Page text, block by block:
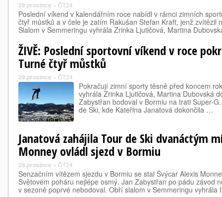
29.prosince » ČT24
Poslední víkend v kalendářním roce nabídl v rámci zimních
čtyř můstků a v čele je zatím Rakušan Stefan Kraft, jenž zvítězil
Slalom v Semmeringu vyhrála Zrinka Ljutičová, Martina
ŽIVĚ: Poslední sportovní víkend v roce
Turné čtyř můstků
29.prosince » ČT24
Pokračují zimní sporty těsně před koncem
vyhrála Zrinka Ljutičová, Martina Dubovská
Zabystřan bodoval v Bormiu na trati Super-
de Ski, kde Kateřina Janatová dokončila …
Janatová zahájila Tour de Ski dvanáctým
Monney ovládl sjezd v Bormiu
28.prosince » ČT24
Senzačním vítězem sjezdu v Bormiu se stal Švýcar Alexis
Světovém poháru nejlépe osmý. Jan Zabystřan po pádu závod
v sezoně poprvé nebodoval. Obří slalom v Semmeringu